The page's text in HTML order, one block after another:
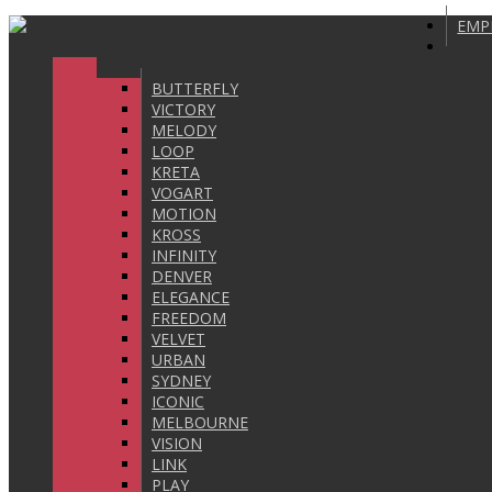
BUTTERFLY
VICTORY
MELODY
LOOP
KRETA
VOGART
MOTION
KROSS
INFINITY
DENVER
ELEGANCE
FREEDOM
VELVET
URBAN
SYDNEY
ICONIC
MELBOURNE
VISION
LINK
PLAY